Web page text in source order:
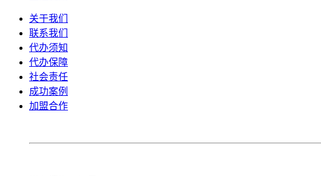
关于我们
联系我们
代办须知
代办保障
社会责任
成功案例
加盟合作